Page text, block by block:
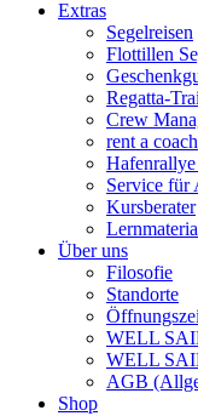
Extras
Segelreisen
Flottillen
Regatta-
Crew
rent a coach
Service für
Kursberater
Über uns
Filosofie
Standorte
WELL
WELL
AGB
Shop